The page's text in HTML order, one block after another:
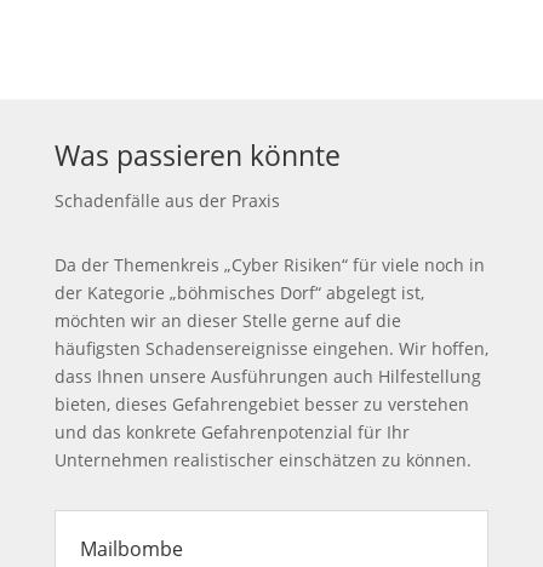
Was passieren könnte
Schadenfälle aus der Praxis
Da der Themenkreis „Cyber Risiken“ für viele noch in
der Kategorie „böhmisches Dorf“ abgelegt ist,
möchten wir an dieser Stelle gerne auf die
häufigsten Schadensereignisse eingehen. Wir hoffen,
dass Ihnen unsere Ausführungen auch Hilfestellung
bieten, dieses Gefahrengebiet besser zu verstehen
und das konkrete Gefahrenpotenzial für Ihr
Unternehmen realistischer einschätzen zu können.
Mailbombe